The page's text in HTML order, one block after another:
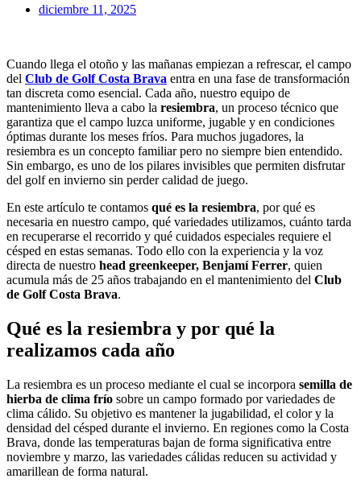
diciembre 11, 2025
Cuando llega el otoño y las mañanas empiezan a refrescar, el campo
del Club de Golf Costa Brava entra en una fase de transformación
tan discreta como esencial. Cada año, nuestro equipo de
mantenimiento lleva a cabo la resiembra, un proceso técnico que
garantiza que el campo luzca uniforme, jugable y en condiciones
óptimas durante los meses fríos. Para muchos jugadores, la
resiembra es un concepto familiar pero no siempre bien entendido.
Sin embargo, es uno de los pilares invisibles que permiten disfrutar
del golf en invierno sin perder calidad de juego.
En este artículo te contamos qué es la resiembra, por qué es
necesaria en nuestro campo, qué variedades utilizamos, cuánto tarda
en recuperarse el recorrido y qué cuidados especiales requiere el
césped en estas semanas. Todo ello con la experiencia y la voz
directa de nuestro head greenkeeper, Benjamí Ferrer, quien
acumula más de 25 años trabajando en el mantenimiento del Club
de Golf Costa Brava.
Qué es la resiembra y por qué la
realizamos cada año
La resiembra es un proceso mediante el cual se incorpora semilla de
hierba de clima frío sobre un campo formado por variedades de
clima cálido. Su objetivo es mantener la jugabilidad, el color y la
densidad del césped durante el invierno. En regiones como la Costa
Brava, donde las temperaturas bajan de forma significativa entre
noviembre y marzo, las variedades cálidas reducen su actividad y
amarillean de forma natural.